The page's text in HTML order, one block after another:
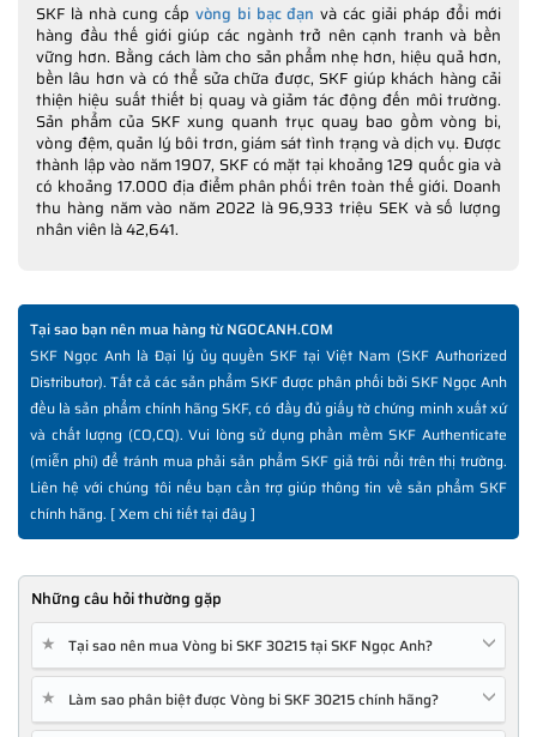
SKF là nhà cung cấp vòng bi bạc đạn và các giải pháp đổi mới
hàng đầu thế giới giúp các ngành trở nên cạnh tranh và bền
vững hơn. Bằng cách làm cho sản phẩm nhẹ hơn, hiệu quả hơn,
bền lâu hơn và có thể sửa chữa được, SKF giúp khách hàng cải
thiện hiệu suất thiết bị quay và giảm tác động đến môi trường.
Sản phẩm của SKF xung quanh trục quay bao gồm vòng bi,
vòng đệm, quản lý bôi trơn, giám sát tình trạng và dịch vụ. Được
thành lập vào năm 1907, SKF có mặt tại khoảng 129 quốc gia và
có khoảng 17.000 địa điểm phân phối trên toàn thế giới. Doanh
thu hàng năm vào năm 2022 là 96,933 triệu SEK và số lượng
nhân viên là 42,641.
Tại sao bạn nên mua hàng từ NGOCANH.COM
SKF Ngọc Anh là Đại lý ủy quyền SKF tại Việt Nam (SKF Authorized
Distributor). Tất cả các sản phẩm SKF được phân phối bởi SKF Ngọc Anh
đều là sản phẩm chính hãng SKF, có đầy đủ giấy tờ chứng minh xuất xứ
và chất lượng (CO,CQ). Vui lòng sử dụng phần mềm SKF Authenticate
(miễn phí) để tránh mua phải sản phẩm SKF giả trôi nổi trên thị trường.
Liên hệ với chúng tôi nếu bạn cần trợ giúp thông tin về sản phẩm SKF
chính hãng. [Xem chi tiết tại đây]
Những câu hỏi thường gặp
★ Tại sao nên mua Vòng bi SKF 30215 tại SKF Ngọc Anh?
★ Làm sao phân biệt được Vòng bi SKF 30215 chính hãng?